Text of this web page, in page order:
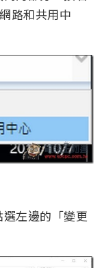
路和共用中
左邊的「變更